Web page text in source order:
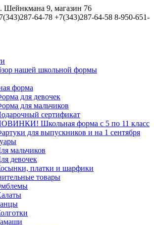
Шейнкмана 9, магазин 76
64-78 +7(343)287-64-58 8-950-651-
нашей школьной формы
форма
для девочек
для мальчиков
сертификат
Школьная форма с 5 по 11 класс
для выпускников и на 1 сентября
мальчиков
девочек
платки и шарфики
товары